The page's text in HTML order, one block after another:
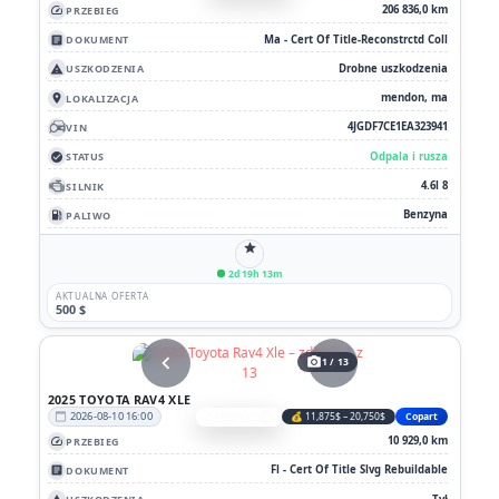
speed PRZEBIEG 206 836,0 km
article DOKUMENT Ma - Cert Of Title-Reconstrctd Coll
report_problem USZKODZENIA Drobne uszkodzenia
location_on LOKALIZACJA mendon, ma
VIN 4JGDF7CE1EA323941
check_circle STATUS Odpala i rusza
SILNIK 4.6l 8
local_gas_station PALIWO Benzyna
star
2d 19h 13m
AKTUALNA OFERTA
500 $
chevron_left chevron_right
photo_camera1 / 13
2025 TOYOTA RAV4 XLE
calendar_today 2026-08-10 16:00 💰 11,875$ – 20,750$
Copart
speed PRZEBIEG 10 929,0 km
article DOKUMENT Fl - Cert Of Title Slvg Rebuildable